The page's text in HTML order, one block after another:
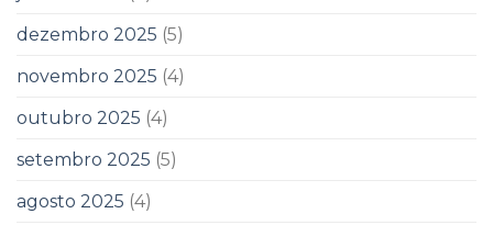
dezembro 2025 (5)
novembro 2025 (4)
outubro 2025 (4)
setembro 2025 (5)
agosto 2025 (4)